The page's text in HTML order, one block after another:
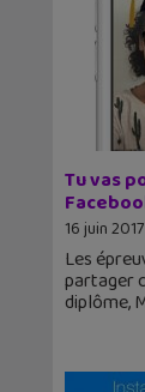
Tu vas
16 juin 2017
Les
partager
diplôme,